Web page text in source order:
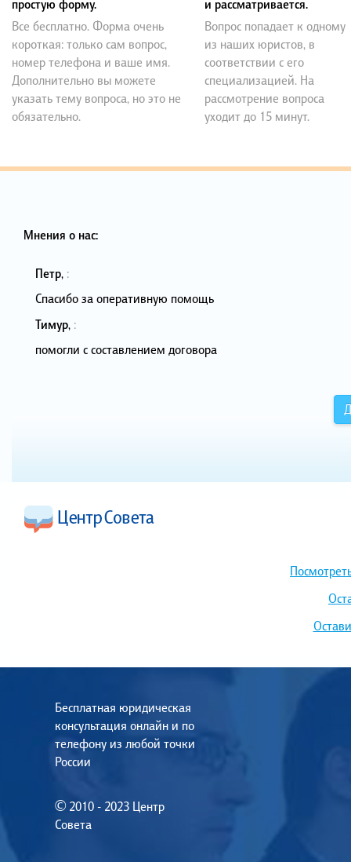
Все бесплатно. Форма очень
короткая: только сам вопрос,
номер телефона и ваше имя.
Дополнительно вы можете
указать тему вопроса, но это не
обязательно.
Вопрос попадает к одному
из наших юристов, в
соответствии с его
специализацией. На
рассмотрение вопроса
уходит до 15 минут.
Мнения о нас:
Петр, :
Спасибо за оперативную помощь
Тимур, :
помогли с составлением договора
Бесплатная юридическая
консультация онлайн и по
телефону из любой точки
России
© 2010 - 2023 Центр
Совета